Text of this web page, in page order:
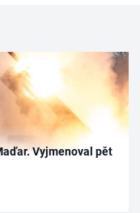
Vyjmenoval pět